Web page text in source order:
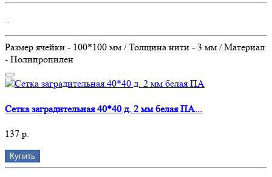
..
Размер ячейки - 100*100 мм / Толщина нити - 3 мм / Материал
- Полипропилен
Сетка заградительная 40*40 д. 2 мм белая ПА...
137 р.
Купить